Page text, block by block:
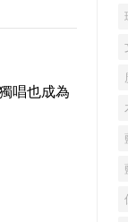
唱也成為